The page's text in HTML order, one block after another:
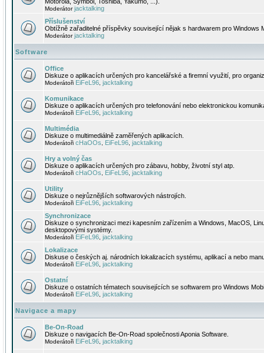
Moderátorjacktalking
Příslušenství
Obtížně zařaditelné příspěvky související nějak s hardwarem pro Windows
Moderátorjacktalking
Software
Office
Diskuze o aplikacích určených pro kancelářské a firemní využití, pro
Moderátoři EiFeL96 jacktalking
Komunikace
Diskuze o aplikacích určených pro telefonování nebo elektronickou
Moderátoři EiFeL96 jacktalking
Multimédia
Diskuze o multimediálně zaměřených aplikacích.
Moderátoři cHaOOs EiFeL96 jacktalking
Hry a volný čas
Diskuze o aplikacích určených pro zábavu, hobby, životní styl atp.
Moderátoři cHaOOs EiFeL96 jacktalking
Utility
Diskuze o nejrůznějších softwarových nástrojích.
Moderátoři EiFeL96 jacktalking
Synchronizace
Diskuze o synchronizaci mezi kapesním zařízením a Windows, MacOS,
desktopovými systémy.
Moderátoři EiFeL96 jacktalking
Lokalizace
Diskuse o českých aj. národních lokalizacích systému, aplikací a nebo
Moderátoři EiFeL96 jacktalking
Ostatní
Diskuze o ostatních tématech souvisejících se softwarem pro Windows
Moderátoři EiFeL96 jacktalking
Navigace a mapy
Be-On-Road
Diskuze o navigacích Be-On-Road společnosti Aponia Software.
Moderátoři EiFeL96 jacktalking